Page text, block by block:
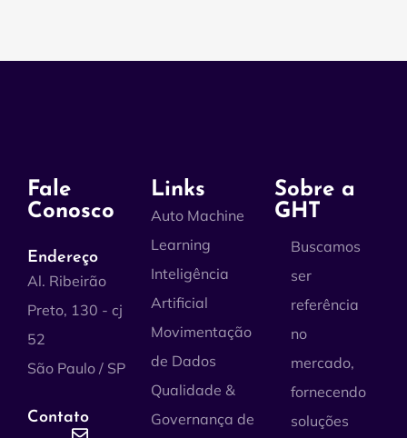
Fale
Conosco
Endereço
Al. Ribeirão
Preto, 130 - cj
52
São Paulo / SP
Contato
Links
Auto Machine
Learning
Inteligência
Artificial
Movimentação
de Dados
Qualidade &
Governança de
Sobre a
GHT
Buscamos
ser
referência
no
mercado,
fornecendo
soluções